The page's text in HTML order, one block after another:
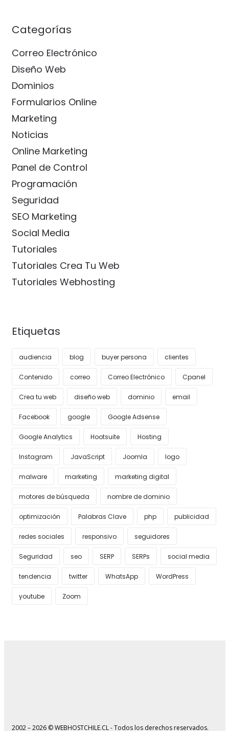
Categorías
Correo Electrónico
Diseño Web
Dominios
Formularios Online
Marketing
Noticias
Online Marketing
Panel de Control
Programación
Seguridad
SEO Marketing
Social Media
Tutoriales
Tutoriales Crea Tu Web
Tutoriales Webhosting
Etiquetas
audiencia blog buyer persona clientes
Contenido correo Correo Electrónico Cpanel
Crea tu web diseño web dominio email
Facebook google Google Adsense
Google Analytics Hootsuite Hosting
Instagram JavaScript Joomla logo
malware marketing marketing digital
motores de búsqueda nombre de dominio
optimización Palabras Clave php publicidad
redes sociales responsivo seguidores
Seguridad seo SERP SERPs social media
tendencia twitter WhatsApp WordPress
youtube Zoom
2002 – 2026 © WEBHOSTCHILE.CL - Todos los derechos reservados.